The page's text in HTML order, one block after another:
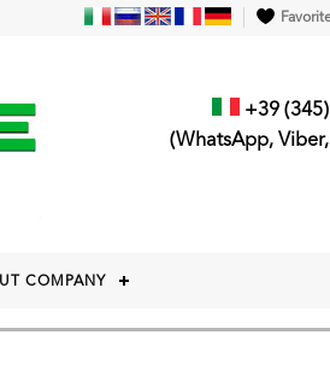
+39
(WhatsApp,
COMPANY